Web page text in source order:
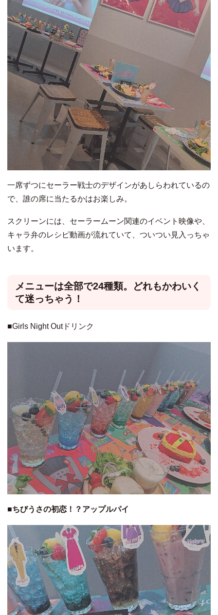
一席ずつにセーラー戦士のデザインがあしらわれているの
で、誰の席に当たるかはお楽しみ。
スクリーンには、セーラームーン関連のイベント映像や、
キャラ弁のレシピ動画が流れていて、ついつい見入っちゃ
います。
メニューは全部で24種類。どれもかわいく
て迷っちゃう！
■Girls Night Outドリンク
■ちびうさの初恋！？アップルパイ